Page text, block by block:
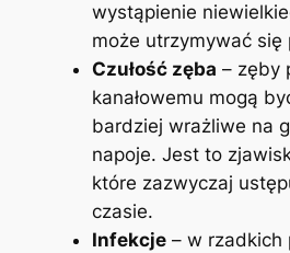
wystąpienie
może ​utrzymywać się
Czułość zęba – zęby
kanałowemu mogą
bardziej wrażliwe na
napoje. Jest to‌
które zazwyczaj
czasie.
Infekcje– ⁤w rzadkich